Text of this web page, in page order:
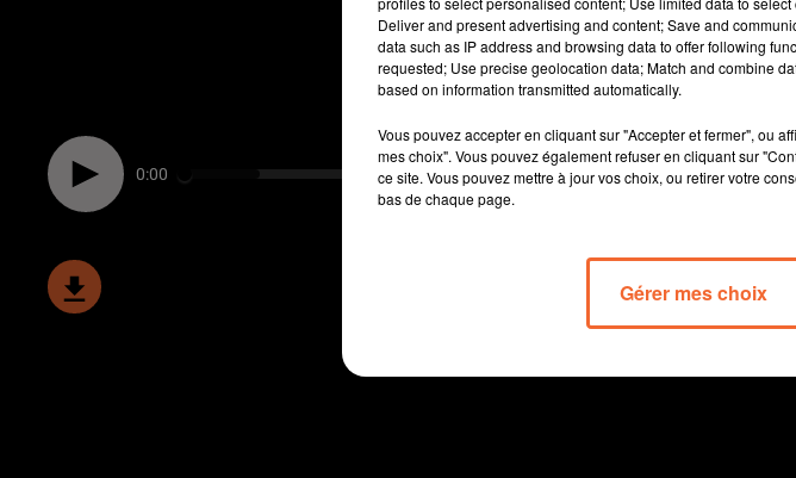
Quel avenir pour les Chamois
Tribunal de commerce rend
grande ... notamment du coté
0:00
Deliver and present advertising and content; Save and
data such as IP address and browsing data to offer following
requested; Use precise geolocation data; Match and combine
based on information transmitted automatically.
Vous pouvez accepter en cliquant sur "Accepter et fermer", ou
mes choix". Vous pouvez également refuser en cliquant sur
ce site. Vous pouvez mettre à jour vos choix, ou retirer votre
bas de chaque page.
Gérer mes choix